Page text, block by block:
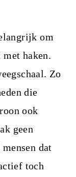
om
haken.
Zo
die
ook
geen
dat
toch